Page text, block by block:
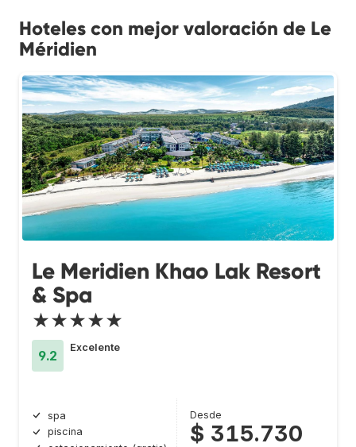
Hoteles con mejor valoración de Le
Méridien
Le Meridien Khao Lak Resort
& Spa
★★★★★
9.2
Excelente
spa
piscina
Desde
$ 315.730